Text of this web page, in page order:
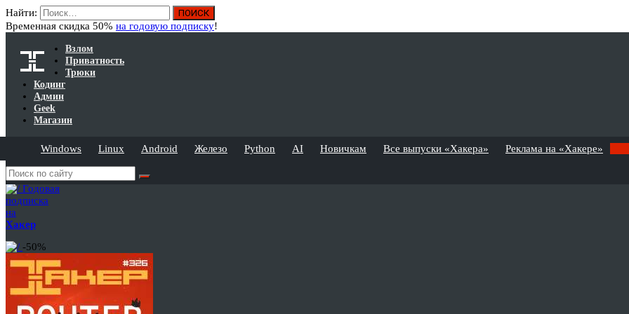
Найти:
Временная скидка 50% на годовую подписку!
Взлом
Приватность
Трюки
Кодинг
Админ
Geek
Магазин
Windows Linux Android Железо Python AI Новичкам Все выпуски «Хакера» Реклама на «Хакере»
Годовая
подписка
на
Хакер
-50%